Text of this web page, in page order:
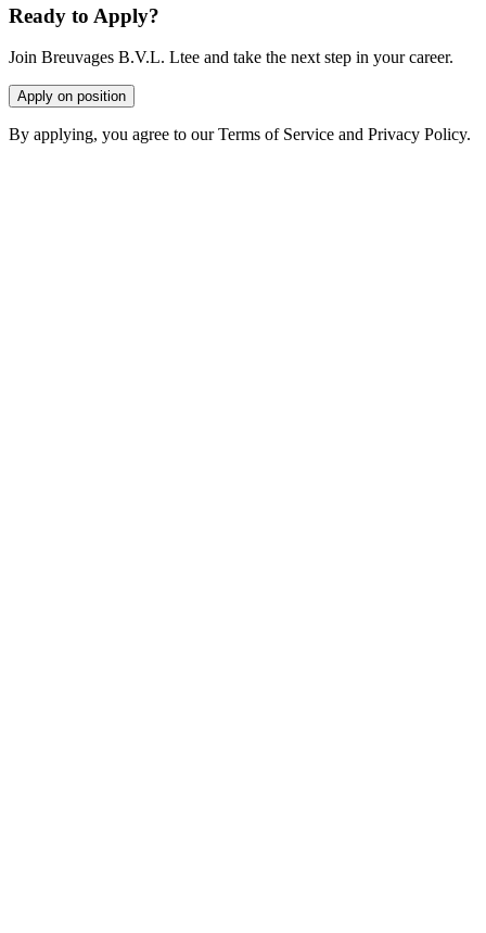
Ready to Apply?
Join Breuvages B.V.L. Ltee and take the next step in your career.
Apply on position
By applying, you agree to our Terms of Service and Privacy Policy.